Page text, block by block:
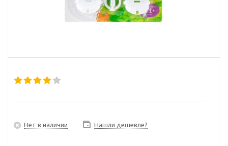
Нет в наличии Нашли дешевле?